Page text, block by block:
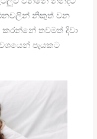
නිකුත් වන
තවමත් දිවා
පැයකට